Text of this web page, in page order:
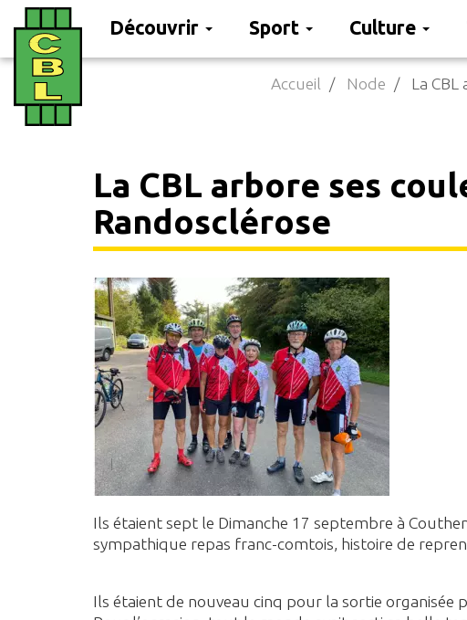
contenu
Découvrir Sport Culture
Accueil Node La
La CBL arbore ses
Randosclérose
Ils étaient sept le Dimanche 17 septembre à
sympathique repas franc-comtois, histoire de
Ils étaient de nouveau cinq pour la sortie organisée